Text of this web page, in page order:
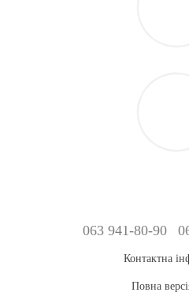
063 941-80-90
Контактна
Повна